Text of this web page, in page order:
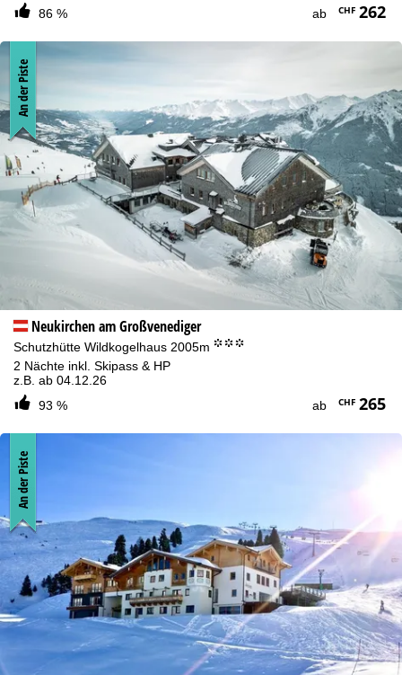
86 %
ab CHF262
Neukirchen am Großvenediger
Schutzhütte Wildkogelhaus 2005m °°°
2 Nächte inkl. Skipass & HP
z.B. ab 04.12.26
93 %
ab CHF265
An der Piste
An der Piste